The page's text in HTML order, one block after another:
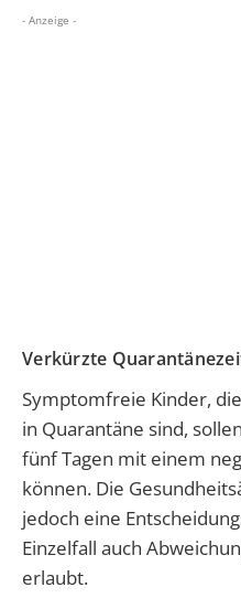
- Anzeige -
Verkürzte
Symptomfreie Kinder,
in Quarantäne sind,
fünf Tagen mit einem
können. Die
jedoch eine
Einzelfall auch
erlaubt.